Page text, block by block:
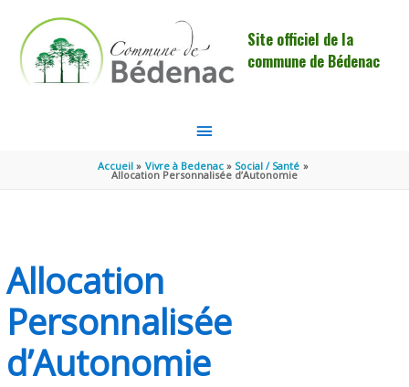
Site officiel de la
commune de Bédenac
MENU
PRINCIPAL
Accueil Vivre à Bedenac Social / Santé
Allocation Personnalisée d’Autonomie
Allocation
Personnalisée
d’Autonomie